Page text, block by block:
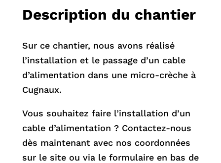
Description du chantier
Sur ce chantier, nous avons réalisé
l’installation et le passage d’un cable
d’alimentation dans une micro-crèche à
Cugnaux.
Vous souhaitez faire l’installation d’un
cable d’alimentation ? Contactez-nous
dès maintenant avec nos coordonnées
sur le site ou via le formulaire en bas de